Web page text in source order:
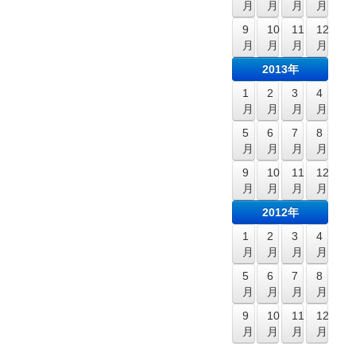
月
月
月
月
9
月
10
月
11
月
12
月
2013年
1
月
2
月
3
月
4
月
5
月
6
月
7
月
8
月
9
月
10
月
11
月
12
月
2012年
1
月
2
月
3
月
4
月
5
月
6
月
7
月
8
月
9
月
10
月
11
月
12
月